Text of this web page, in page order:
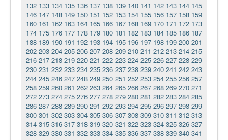
132 133 134 135 136 137 138 139 140 141 142 143 144 145
146 147 148 149 150 151 152 153 154 155 156 157 158 159
160 161 162 163 164 165 166 167 168 169 170 171 172 173
174 175 176 177 178 179 180 181 182 183 184 185 186 187
188 189 190 191 192 193 194 195 196 197 198 199 200 201
202 203 204 205 206 207 208 209 210 211 212 213 214 215
216 217 218 219 220 221 222 223 224 225 226 227 228 229
230 231 232 233 234 235 236 237 238 239 240 241 242 243
244 245 246 247 248 249 250 251 252 253 254 255 256 257
258 259 260 261 262 263 264 265 266 267 268 269 270 271
272 273 274 275 276 277 278 279 280 281 282 283 284 285
286 287 288 289 290 291 292 293 294 295 296 297 298 299
300 301 302 303 304 305 306 307 308 309 310 311 312 313
314 315 316 317 318 319 320 321 322 323 324 325 326 327
328 329 330 331 332 333 334 335 336 337 338 339 340 341